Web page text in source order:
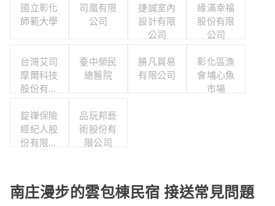
國立彰化
師範大學
司凰有限
公司
捷誠室內
設計有限
公司
緣滿幸福
股份有限
公司
台灣艾司
摩爾科技
股份有限
臺中榮民
總醫院
勝凡貿易
有限公司
彰化區漁
會埔心魚
市場
錠嵂保險
經紀人股
份有限公
品玩邦藝
術股份有
限公司
南庄漫步的雲包棟民宿 接送常見問題